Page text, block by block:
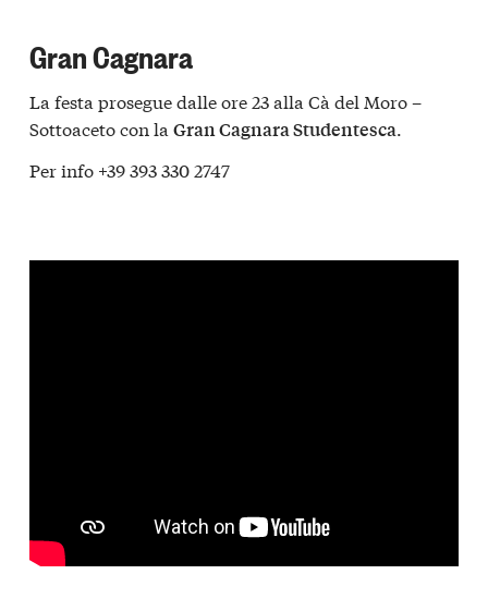
Gran Cagnara
La festa prosegue dalle ore 23 alla Cà del Moro –
Sottoaceto con la Gran Cagnara Studentesca.
Per info +39 393 330 2747